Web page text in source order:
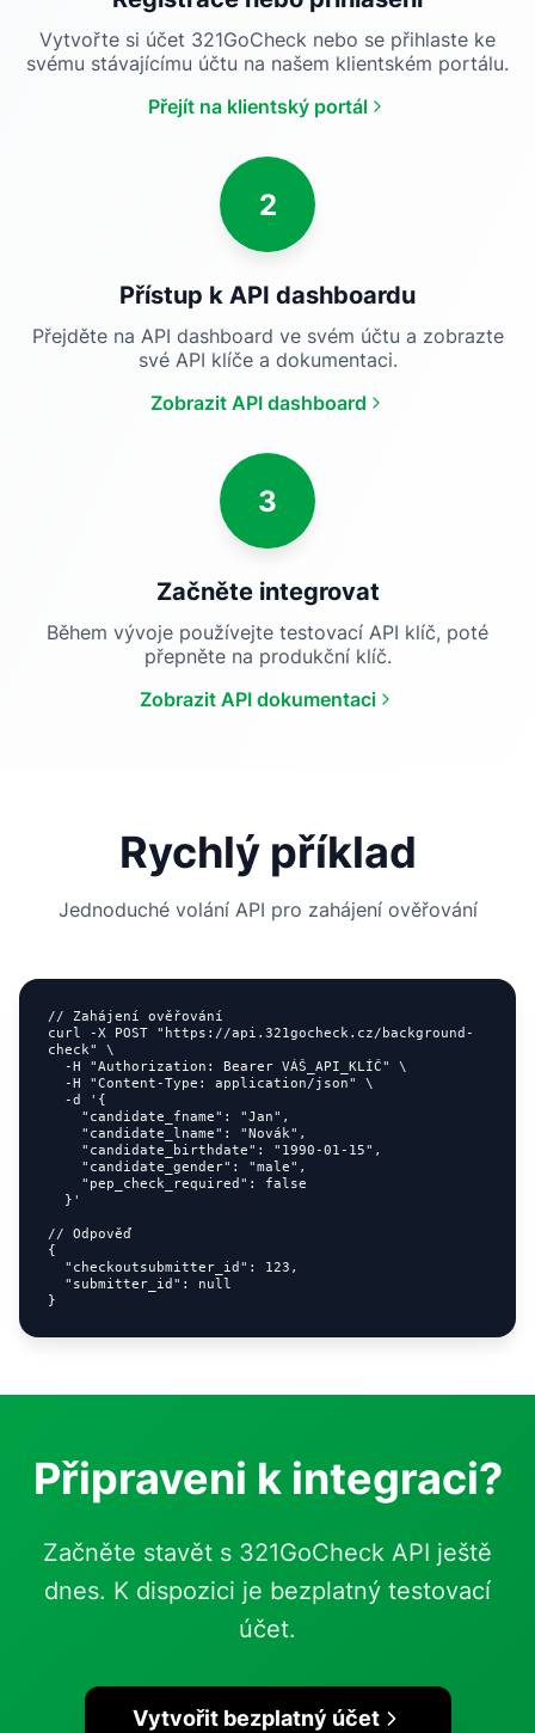
Vytvořte si účet 321GoCheck nebo se přihlaste ke
svému stávajícímu účtu na našem klientském portálu.
Přejít na klientský portál
2
Přístup k API dashboardu
Přejděte na API dashboard ve svém účtu a zobrazte
své API klíče a dokumentaci.
Zobrazit API dashboard
3
Začněte integrovat
Během vývoje používejte testovací API klíč, poté
přepněte na produkční klíč.
Zobrazit API dokumentaci
Rychlý příklad
Jednoduché volání API pro zahájení ověřování
// Zahájení ověřování
curl -X POST "https://api.321gocheck.cz/background-
check" \
// Odpověď
{
}
Připraveni k integraci?
Začněte stavět s 321GoCheck API ještě
dnes. K dispozici je bezplatný testovací
účet.
Vytvořit bezplatný účet